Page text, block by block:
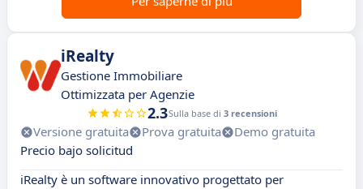
iRealty
Gestione Immobiliare
Ottimizzata per Agenzie
2.3Sulla base di 3 recensioni
Versione gratuita Prova gratuita
Demo gratuita
Precio bajo solicitud
iRealty è un software innovativo progettato per